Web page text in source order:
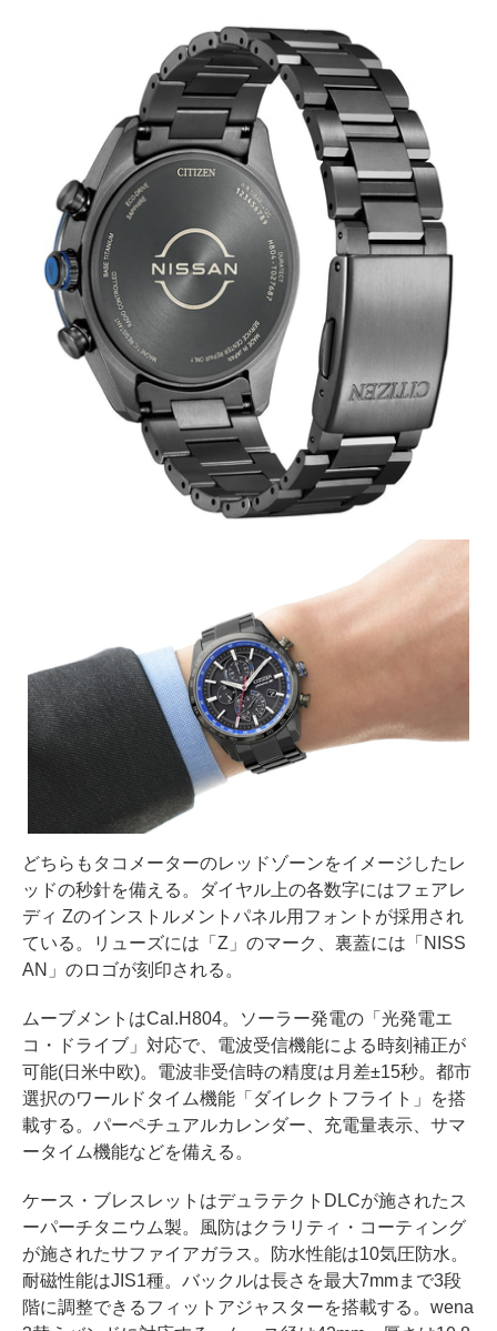
どちらもタコメーターのレッドゾーンをイメージしたレ
ッドの秒針を備える。ダイヤル上の各数字にはフェアレ
ディ Zのインストルメントパネル用フォントが採用され
ている。リューズには「Z」のマーク、裏蓋には「NISS
AN」のロゴが刻印される。
ムーブメントはCal.H804。ソーラー発電の「光発電エ
コ・ドライブ」対応で、電波受信機能による時刻補正が
可能(日米中欧)。電波非受信時の精度は月差±15秒。都市
選択のワールドタイム機能「ダイレクトフライト」を搭
載する。パーペチュアルカレンダー、充電量表示、サマ
ータイム機能などを備える。
ケース・ブレスレットはデュラテクトDLCが施されたス
ーパーチタニウム製。風防はクラリティ・コーティング
が施されたサファイアガラス。防水性能は10気圧防水。
耐磁性能はJIS1種。バックルは長さを最大7mmまで3段
階に調整できるフィットアジャスターを搭載する。wena